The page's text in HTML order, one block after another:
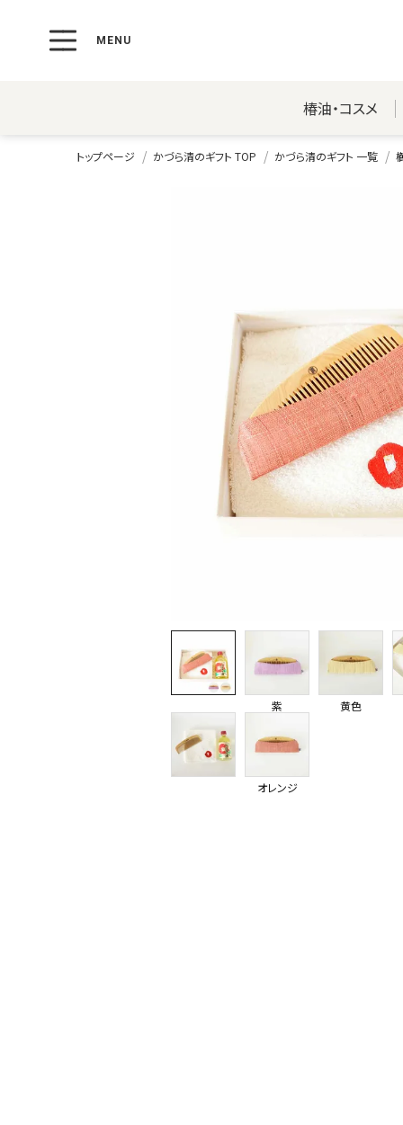
椿油・コスメ
トップページ かづら清のギフト TOP かづら清のギフト 一覧
紫 黄色
オレンジ